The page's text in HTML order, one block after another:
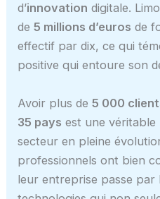
d’innovation digitale.
de5 millions d’euros de
effectif par dix, ce qui
positive qui entoure son
Avoir plus de5 000
35 pays est une
secteur en pleine
professionnels ont bien
leur entreprise passe par